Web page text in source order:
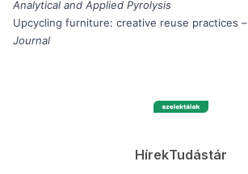
Analytical and Applied Pyrolysis
Upcycling furniture: creative reuse practices –
Journal
HírekTudástár